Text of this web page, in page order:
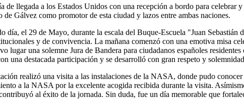
El
día
de llegada a los Estados Unidos con una recepción a bordo para celebrar
de Gálvez como promotor de esta ciudad y lazos entre ambas naciones.
día, el 29 de Mayo, durante la escala del Buque-Escuela "Juan
y de convivencia. La mañana comenzó con una emotiva misa
lugar una solemne Jura de Bandera para ciudadanos españoles
una destacada participación y se desarrolló con gran respeto y
realizó una visita a las instalaciones de la NASA, donde pudo
a la NASA por la excelente acogida recibida durante la visita.
al éxito de la jornada. Sin duda, fue un día memorable que